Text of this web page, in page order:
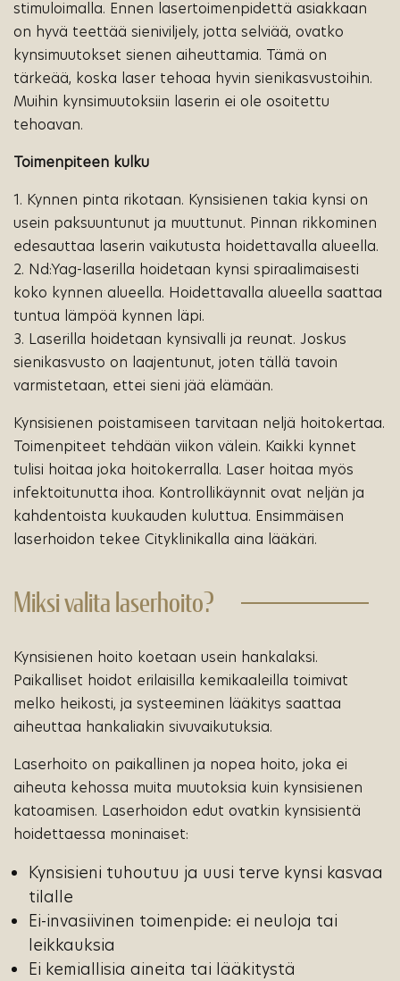
stimuloimalla. Ennen lasertoimenpidettä asiakkaan
on hyvä teettää sieniviljely, jotta selviää, ovatko
kynsimuutokset sienen aiheuttamia. Tämä on
tärkeää, koska laser tehoaa hyvin sienikasvustoihin.
Muihin kynsimuutoksiin laserin ei ole osoitettu
tehoavan.
Toimenpiteen kulku
1. Kynnen pinta rikotaan. Kynsisienen takia kynsi on
usein paksuuntunut ja muuttunut. Pinnan rikkominen
edesauttaa laserin vaikutusta hoidettavalla alueella.
2. Nd:Yag-laserilla hoidetaan kynsi spiraalimaisesti
koko kynnen alueella. Hoidettavalla alueella saattaa
tuntua lämpöä kynnen läpi.
3. Laserilla hoidetaan kynsivalli ja reunat. Joskus
sienikasvusto on laajentunut, joten tällä tavoin
varmistetaan, ettei sieni jää elämään.
Kynsisienen poistamiseen tarvitaan neljä hoitokertaa.
Toimenpiteet tehdään viikon välein. Kaikki kynnet
tulisi hoitaa joka hoitokerralla. Laser hoitaa myös
infektoitunutta ihoa. Kontrollikäynnit ovat neljän ja
kahdentoista kuukauden kuluttua. Ensimmäisen
laserhoidon tekee Cityklinikalla aina lääkäri.
Miksi valita laserhoito?
Kynsisienen hoito koetaan usein hankalaksi.
Paikalliset hoidot erilaisilla kemikaaleilla toimivat
melko heikosti, ja systeeminen lääkitys saattaa
aiheuttaa hankaliakin sivuvaikutuksia.
Laserhoito on paikallinen ja nopea hoito, joka ei
aiheuta kehossa muita muutoksia kuin kynsisienen
katoamisen. Laserhoidon edut ovatkin kynsisientä
hoidettaessa moninaiset:
Kynsisieni tuhoutuu ja uusi terve kynsi kasvaa
tilalle
Ei-invasiivinen toimenpide: ei neuloja tai
leikkauksia
Ei kemiallisia aineita tai lääkitystä